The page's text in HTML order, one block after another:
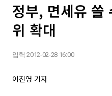
정부, 면세유 쓸
위 확대
입력 2012-02-28 16:00
이진영 기자